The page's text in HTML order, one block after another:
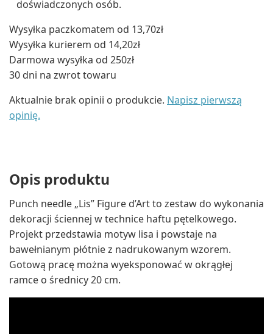
doświadczonych osób.
Wysyłka paczkomatem od 13,70zł
Wysyłka kurierem od 14,20zł
Darmowa wysyłka od 250zł
30 dni na zwrot towaru
Aktualnie brak opinii o produkcie. Napisz pierwszą
opinię.
Opis produktu
Punch needle „Lis” Figure d’Art to zestaw do wykonania
dekoracji ściennej w technice haftu pętelkowego.
Projekt przedstawia motyw lisa i powstaje na
bawełnianym płótnie z nadrukowanym wzorem.
Gotową pracę można wyeksponować w okrągłej
ramce o średnicy 20 cm.